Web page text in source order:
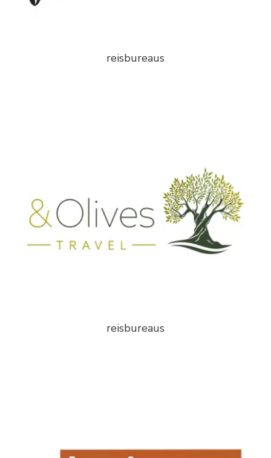
reisbureaus
reisbureaus